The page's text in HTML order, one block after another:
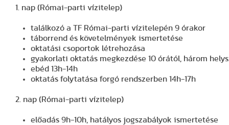
1. nap (Római-parti vízitelep)
találkozó a TF Római-parti vízitelepén 9 órakor
táborrend és követelmények ismertetése
oktatási csoportok létrehozása
gyakorlati oktatás megkezdése 10 órától, három
ebéd 13h-14h
oktatás folytatása forgó rendszerben 14h-17h
2. nap (Római-parti vízitelep)
előadás 9h-10h, hatályos jogszabályok ismertetése